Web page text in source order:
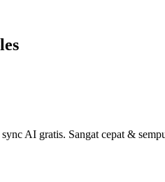
AI gratis. Sangat cepat &